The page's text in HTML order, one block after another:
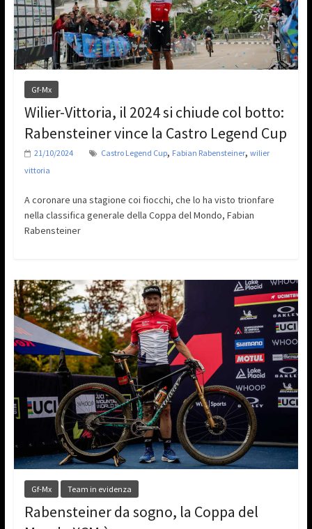
Gf-Mx
Wilier-Vittoria, il 2024 si chiude col botto:
Rabensteiner vince la Castro Legend Cup
21/10/2024 Castro Legend Cup, Fabian Rabensteiner, wilier
vittoria
A coronare una stagione coi fiocchi, che lo ha visto trionfare
nella classifica generale della Coppa del Mondo, Fabian
Rabensteiner
Gf-Mx Team in evidenza
Rabensteiner da sogno, la Coppa del